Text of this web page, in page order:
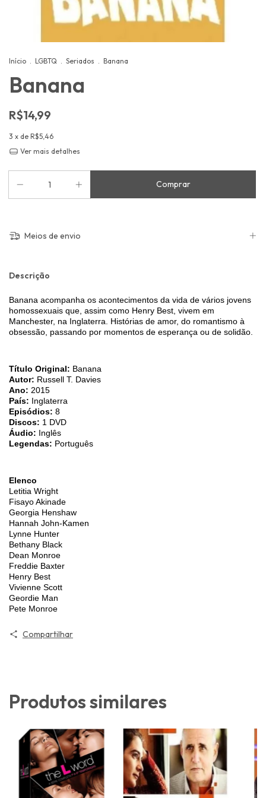
Início . LGBTQ . Seriados . Banana
Banana
R$14,99
3 x de R$5,46
Ver mais detalhes
Meios de envio
Descrição
Banana acompanha os acontecimentos da vida de vários jovens
homossexuais que, assim como Henry Best, vivem em
Manchester, na Inglaterra. Histórias de amor, do romantismo à
obsessão, passando por momentos de esperança ou de solidão.
Título Original: Banana
Autor: Russell T. Davies
Ano: 2015
País: Inglaterra
Episódios: 8
Discos: 1 DVD
Áudio: Inglês
Legendas: Português
Elenco
Letitia Wright
Fisayo Akinade
Georgia Henshaw
Hannah John-Kamen
Lynne Hunter
Bethany Black
Dean Monroe
Freddie Baxter
Henry Best
Vivienne Scott
Geordie Man
Pete Monroe
Compartilhar
Produtos similares